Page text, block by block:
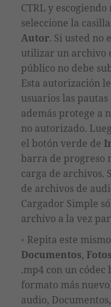
CTRL y escogiendo
seleccione la
Autor. Si usted no
utilizar un archivo
público no debe
Esta autorización
usuarios las
además protege a
no autorizado.
el botón verde de
barra de progreso
carga de archivos.
de archivos de
Cargador Simple
archivo a la vez
Repita este
Documentos, Fotos
.mp4 con un códec
formato más
audio,